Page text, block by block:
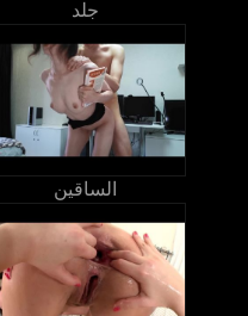
جلد
الساقين